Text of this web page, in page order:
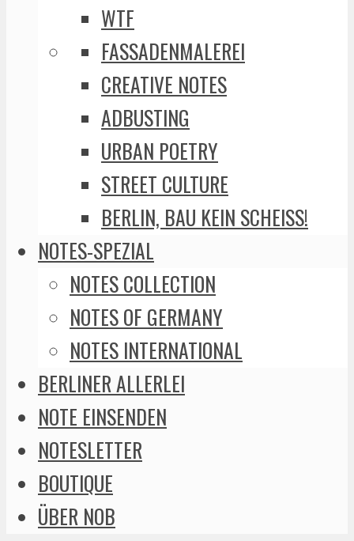
WTF
FASSADENMALEREI
CREATIVE NOTES
ADBUSTING
URBAN POETRY
STREET CULTURE
BERLIN, BAU KEIN SCHEISS!
NOTES-SPEZIAL
NOTES COLLECTION
NOTES OF GERMANY
NOTES INTERNATIONAL
BERLINER ALLERLEI
NOTE EINSENDEN
NOTESLETTER
BOUTIQUE
ÜBER NOB